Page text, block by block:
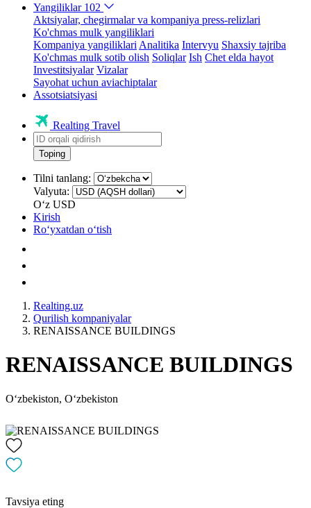
Yangiliklar 102
Aktsiyalar, chegirmalar va kompaniya press-relizlari
Ko'chmas mulk yangiliklari
Kompaniya yangiliklari Analitika Intervyu Shaxsiy tajriba
Ko'chmas mulk sotib olish Soliqlar Ish Chet elda hayot
Investitsiyalar Vizalar
Sayohat uchun aviachiptalar
Assotsiatsiyasi
Realting Travel
Toping
Tilni tanlang:
Valyuta:
Oʻz USD
Kirish
Roʻyxatdan oʻtish
Realting.uz
Qurilish kompaniyalar
RENAISSANCE BUILDINGS
RENAISSANCE BUILDINGS
Oʻzbekiston, Oʻzbekiston
Tavsiya eting